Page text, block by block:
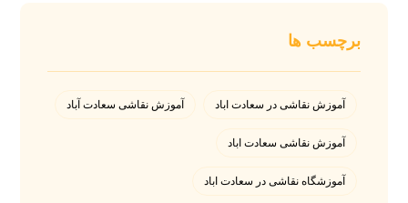
برچسب ها
آموزش نقاشی در سعادت اباد آموزش نقاشی سعادت آباد
آموزش نقاشی سعادت اباد
آموزشگاه نقاشی در سعادت اباد